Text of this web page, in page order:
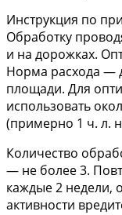
Инструкция по
Обработку
и на дорожках.
Норма расхода —
площади. Для
использовать
(примерно 1 ч. л.
Количество
— не более 3.
каждые 2 недели,
активности